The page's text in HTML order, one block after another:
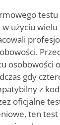
użyciu
osobowości
gdy
z
oficjalne
ten